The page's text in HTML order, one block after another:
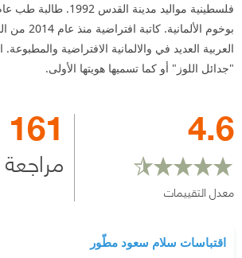
فلسطينية مواليد مدينة
بوخوم
العربية العديد في والالمانية الافتراضية والمطبوعة.
"جدائل اللوز" أو كما تسميها هويتها الأولى.
4.6
معدل التقييمات
161
مراجعة
اقتباسات سلام سعود مطّور